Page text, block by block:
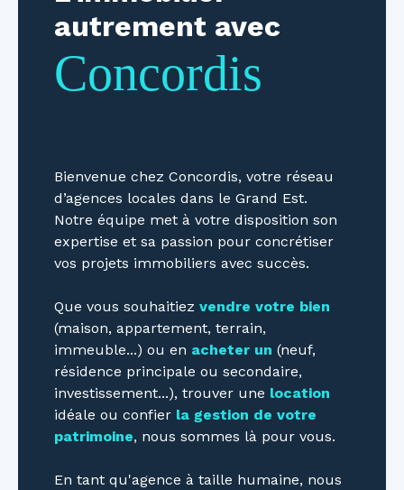
autrement avec
Concordis
Bienvenue chez Concordis, votre réseau
d’agences locales dans le Grand Est.
Notre équipe met à votre disposition son
expertise et sa passion pour concrétiser
vos projets immobiliers avec succès.
Que vous souhaitiez vendre votre bien
(maison, appartement, terrain,
immeuble...) ou en acheter un (neuf,
résidence principale ou secondaire,
investissement...), trouver une location
idéale ou confier la gestion de votre
patrimoine, nous sommes là pour vous.
En tant qu'agence à taille humaine, nous